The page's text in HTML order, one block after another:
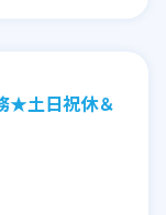
★土日祝休＆